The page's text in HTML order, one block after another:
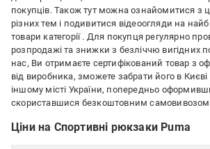
покупців. Також тут можна ознайомитися з
різних тем і подивитися відеоогляди на
товари категорії . Для покупця регулярно
розпродажі та знижки з безліччю вигідних
нас, Ви отримаєте сертифікований товар з
від виробника, зможете забрати його в
іншому місті України, попередньо
скориставшися безкоштовним
Ціни на Спортивні рюкзаки Puma